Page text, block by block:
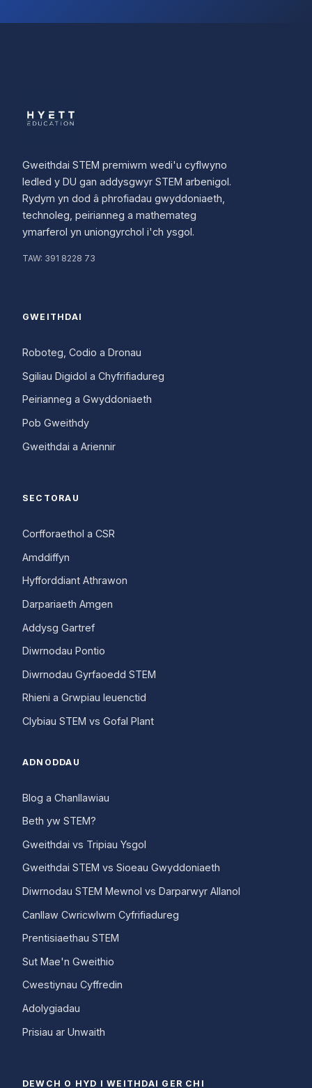
Gweithdai STEM premiwm wedi'u cyflwyno
ledled y DU gan addysgwyr STEM arbenigol.
Rydym yn dod â phrofiadau gwyddoniaeth,
technoleg, peirianneg a mathemateg
ymarferol yn uniongyrchol i'ch ysgol.
TAW: 391 8228 73
GWEITHDAI
Roboteg, Codio a Dronau
Sgiliau Digidol a Chyfrifiadureg
Peirianneg a Gwyddoniaeth
Pob Gweithdy
Gweithdai a Ariennir
SECTORAU
Corfforaethol a CSR
Amddiffyn
Hyfforddiant Athrawon
Darpariaeth Amgen
Addysg Gartref
Diwrnodau Pontio
Diwrnodau Gyrfaoedd STEM
Rhieni a Grwpiau Ieuenctid
Clybiau STEM vs Gofal Plant
ADNODDAU
Blog a Chanllawiau
Beth yw STEM?
Gweithdai vs Tripiau Ysgol
Gweithdai STEM vs Sioeau Gwyddoniaeth
Diwrnodau STEM Mewnol vs Darparwyr Allanol
Canllaw Cwricwlwm Cyfrifiadureg
Prentisiaethau STEM
Sut Mae'n Gweithio
Cwestiynau Cyffredin
Adolygiadau
Prisiau ar Unwaith
DEWCH O HYD I WEITHDAI GER CHI